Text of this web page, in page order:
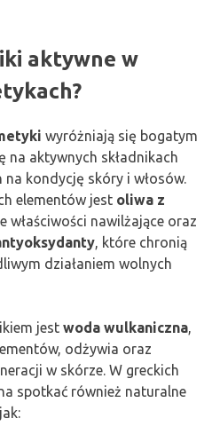
aktywne w
wyróżniają się bogatym
na aktywnych składnikach
na kondycję skóry i włosów.
elementów jest oliwa z
właściwości nawilżające oraz
, które chronią
działaniem wolnych
jest woda wulkaniczna,
odżywia oraz
w skórze. W greckich
spotkać również naturalne